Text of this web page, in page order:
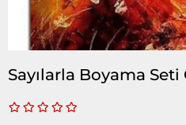
Sayılarla Boyama Seti